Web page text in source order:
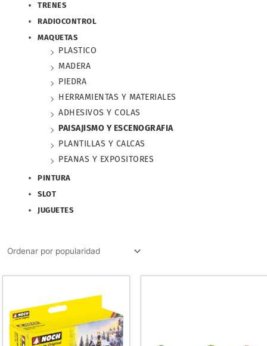
TRENES
RADIOCONTROL
MAQUETAS
PLASTICO
MADERA
PIEDRA
HERRAMIENTAS Y MATERIALES
ADHESIVOS Y COLAS
PAISAJISMO Y ESCENOGRAFIA
PLANTILLAS Y CALCAS
PEANAS Y EXPOSITORES
PINTURA
SLOT
JUGUETES